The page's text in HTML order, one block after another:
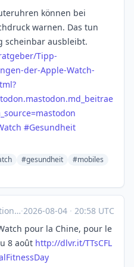
können bei
warnen. Das tun
scheinbar ausbleibt.
Tipp-
der-Apple-Watch-
#Gesundheit
#gesundheit
#mobiles
·2026-08-04 · 20:58 UTC
pour la Chine, pour le
8 août http://dlvr.it/TTsCFL